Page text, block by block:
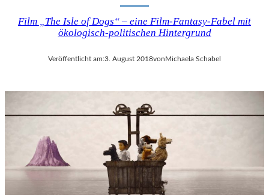
Film „The Isle of Dogs“ – eine Film-Fantasy-Fabel mit
ökologisch-politischen Hintergrund
Veröffentlicht am:3. August 2018vonMichaela Schabel